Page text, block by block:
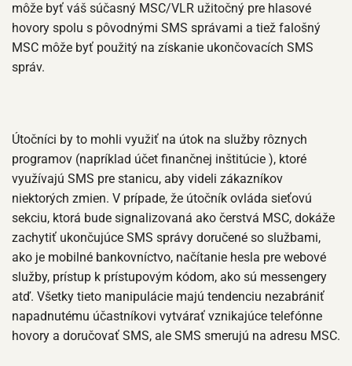
môže byť váš súčasný MSC/VLR užitočný pre hlasové
hovory spolu s pôvodnými SMS správami a tiež falošný
MSC môže byť použitý na získanie ukončovacích SMS
správ.
Útočníci by to mohli využiť na útok na služby rôznych
programov (napríklad účet finančnej inštitúcie ), ktoré
využívajú SMS pre stanicu, aby videli zákazníkov
niektorých zmien. V prípade, že útočník ovláda sieťovú
sekciu, ktorá bude signalizovaná ako čerstvá MSC, dokáže
zachytiť ukončujúce SMS správy doručené so službami,
ako je mobilné bankovníctvo, načítanie hesla pre webové
služby, prístup k prístupovým kódom, ako sú messengery
atď. Všetky tieto manipulácie majú tendenciu nezabrániť
napadnutému účastníkovi vytvárať vznikajúce telefónne
hovory a doručovať SMS, ale SMS smerujú na adresu MSC.